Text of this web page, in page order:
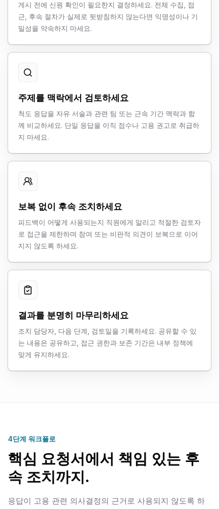
게시 전에 신원 확인이 필요한지 결정하세요. 전체 수집, 접
근, 후속 절차가 실제로 뒷받침하지 않는다면 익명성이나 기
밀성을 약속하지 마세요.
주제를 맥락에서 검토하세요
척도 응답을 자유 서술과 관련 팀 또는 근속 기간 맥락과 함
께 비교하세요. 단일 응답을 이직 점수나 고용 권고로 취급하
지 마세요.
보복 없이 후속 조치하세요
피드백이 어떻게 사용되는지 직원에게 알리고 적절한 검토자
로 접근을 제한하며 참여 또는 비판적 의견이 보복으로 이어
지지 않도록 하세요.
결과를 분명히 마무리하세요
조치 담당자, 다음 단계, 검토일을 기록하세요. 공유할 수 있
는 내용은 공유하고, 접근 권한과 보존 기간은 내부 정책에
맞게 유지하세요.
4단계 워크플로
핵심 요청서에서 책임 있는 후
속 조치까지.
응답이 고용 관련 의사결정의 근거로 사용되지 않도록 하